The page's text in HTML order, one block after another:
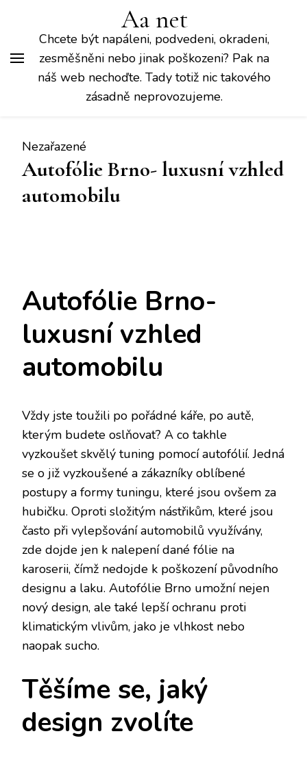
Aa net
Chcete být napáleni, podvedeni, okradeni,
zesměšněni nebo jinak poškozeni? Pak na
náš web nechoďte. Tady totiž nic takového
zásadně neprovozujeme.
Nezařazené
Autofólie Brno- luxusní vzhled
automobilu
Autofólie Brno-
luxusní vzhled
automobilu
Vždy jste toužili po pořádné káře, po autě,
kterým budete oslňovat? A co takhle
vyzkoušet skvělý tuning pomocí autofólií. Jedná
se o již vyzkoušené a zákazníky oblíbené
postupy a formy tuningu, které jsou ovšem za
hubičku. Oproti složitým nástřikům, které jsou
často při vylepšování automobilů využívány,
zde dojde jen k nalepení dané fólie na
karoserii, čímž nedojde k poškození původního
designu a laku. Autofólie Brno umožní nejen
nový design, ale také lepší ochranu proti
klimatickým vlivům, jako je vlhkost nebo
naopak sucho.
Těšíme se, jaký
design zvolíte